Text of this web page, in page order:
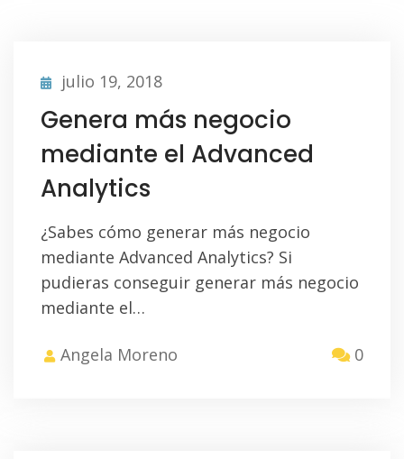
julio 19, 2018
Genera más negocio
mediante el Advanced
Analytics
¿Sabes cómo generar más negocio
mediante Advanced Analytics? Si
pudieras conseguir generar más negocio
mediante el…
Angela Moreno 0